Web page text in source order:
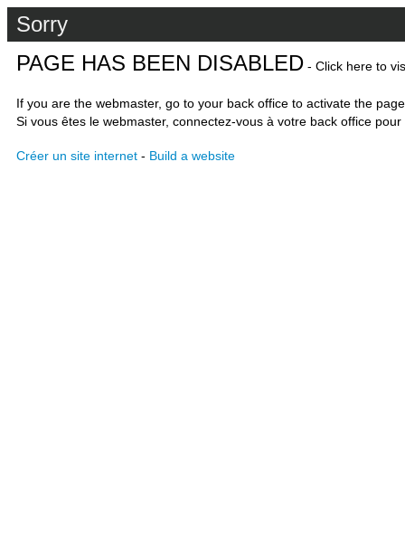
Sorry
PAGE HAS BEEN DISABLED - Click here to
If you are the webmaster, go to your back office to activate the
Si vous êtes le webmaster, connectez-vous à votre back office
Créer un site internet - Build a website